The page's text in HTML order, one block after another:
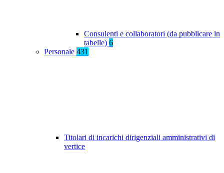
Consulenti e collaboratori (da pubblicare in
tabelle) 6
Personale 431
Titolari di incarichi dirigenziali amministrativi di
vertice